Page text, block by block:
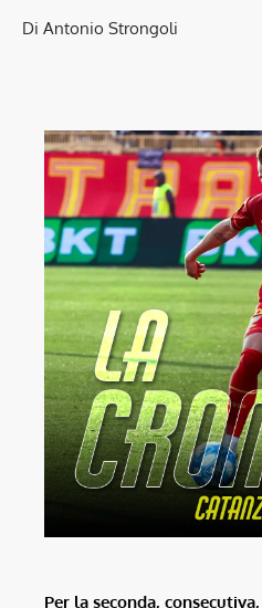
Di Antonio Strongoli
Per la seconda,